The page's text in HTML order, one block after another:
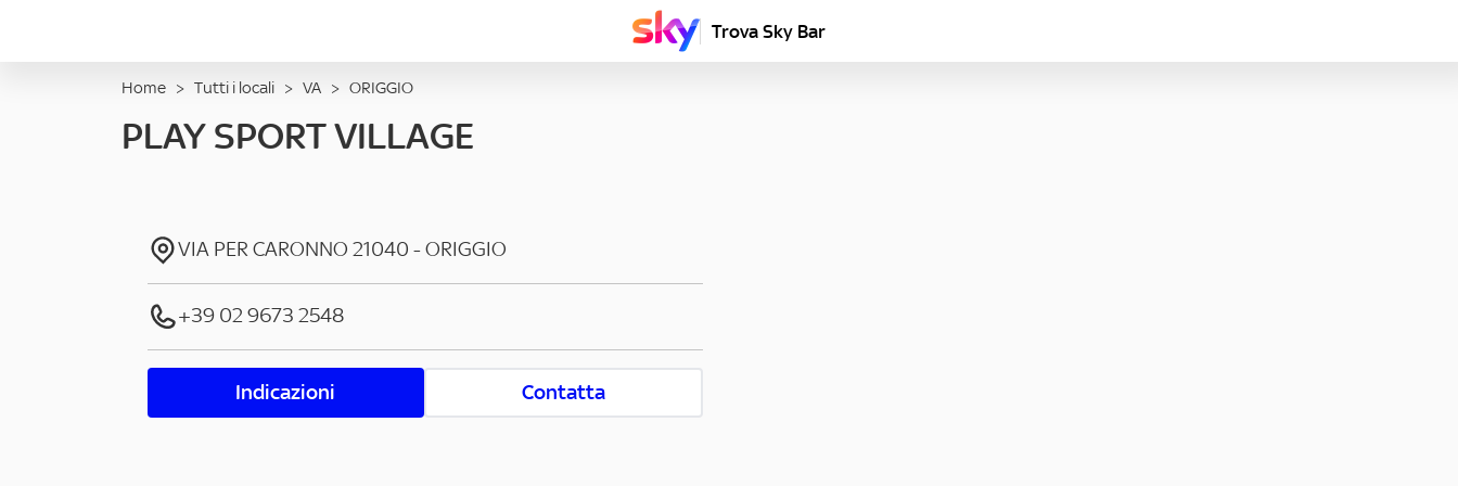
Trova Sky Bar
Home > Tutti i locali > VA > ORIGGIO
PLAY SPORT VILLAGE
VIA PER CARONNO 21040 -ORIGGIO
+39 02 9673 2548
Indicazioni Contatta